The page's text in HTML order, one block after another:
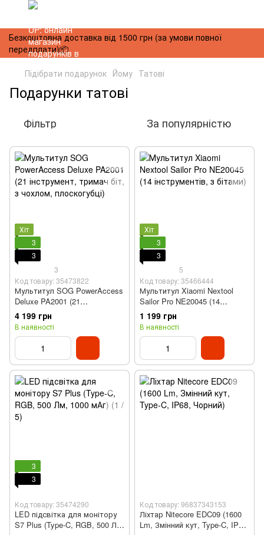
Безкоштовна доставка від 1500 грн (за умови повної
передплати)📦
Підібрати подарунок Йому Татові
Подарунки татові
Фільтр За популярністю
Хіт
3
3
3
Код товару: 35473822
Мультитул SOG PowerAccess
Deluxe PA2001 (21
інструмент, тримач біт, з
чохлом, плоскогубці)
4 199 грн
В наявності
Хіт
3
3
5
Код товару: 35466444
Мультитул Xiaomi Nextool
Sailor Pro NE20045 (14
інструментів, з бітами)
1 199 грн
В наявності
3
3
Код товару: 35474290
LED підсвітка для монітору
S7 Plus (Type-C, RGB, 500 Лм,
Код товару: 96837343153
Ліхтар Nitecore EDC09 (1600
Lm, Змінний кут, Type-C, IP68,